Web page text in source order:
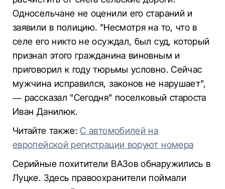
Односельчане не оценили его стараний и
заявили в полицию. "Несмотря на то, что в
селе его никто не осуждал, был суд, который
признал этого гражданина виновным и
приговорил к году тюрьмы условно. Сейчас
мужчина исправился, законов не нарушает",
— рассказал "Сегодня" поселковый староста
Иван Данилюк.
Читайте также:С автомобилей на
европейской регистрации воруют номера
Серийные похитители ВАЗов обнаружились в
Луцке. Здесь правоохранители поймали